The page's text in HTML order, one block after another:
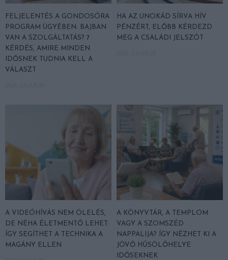
FELJELENTÉS A GONDOSÓRA
PROGRAM ÜGYÉBEN: BAJBAN
VAN A SZOLGÁLTATÁS? 7
KÉRDÉS, AMIRE MINDEN
IDŐSNEK TUDNIA KELL A
VÁLASZT
HA AZ UNOKÁD SÍRVA HÍV
PÉNZÉRT, ELŐBB KÉRDEZD
MEG A CSALÁDI JELSZÓT
A VIDEÓHÍVÁS NEM ÖLELÉS,
DE NÉHA ÉLETMENTŐ LEHET:
ÍGY SEGÍTHET A TECHNIKA A
MAGÁNY ELLEN
A KÖNYVTÁR, A TEMPLOM
VAGY A SZOMSZÉD
NAPPALIJA? ÍGY NÉZHET KI A
JÖVŐ HŰSÖLŐHELYE
IDŐSEKNEK